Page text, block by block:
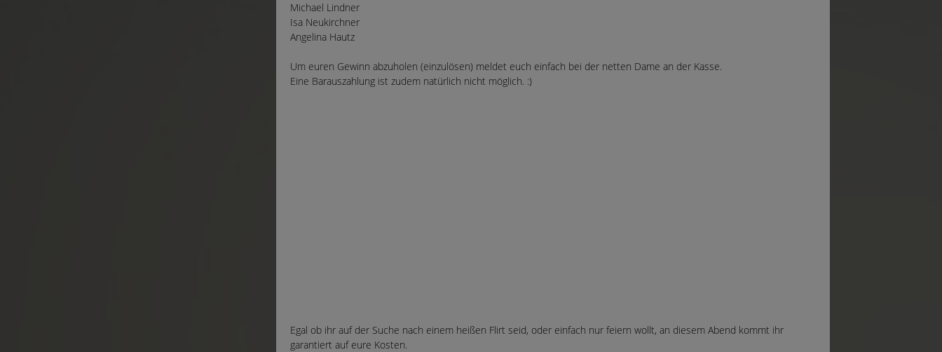
Michael Lindner
Isa Neukirchner
Angelina Hautz
Um euren Gewinn abzuholen (einzulösen) meldet euch einfach bei der netten Dame an der Kasse.
Eine Barauszahlung ist zudem natürlich nicht möglich. :)
Egal ob ihr auf der Suche nach einem heißen Flirt seid, oder einfach nur feiern wollt, an diesem Abend kommt ihr
garantiert auf eure Kosten.